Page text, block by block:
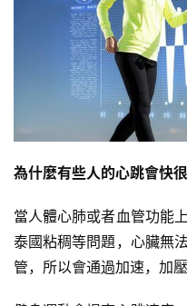
為什麼有些人的心跳會快很
當人體心肺或者血管功能
泰國粘稠等問題，心臟無
管，所以會通過加速，加